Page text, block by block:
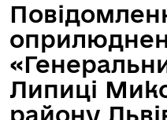
Липиці
району